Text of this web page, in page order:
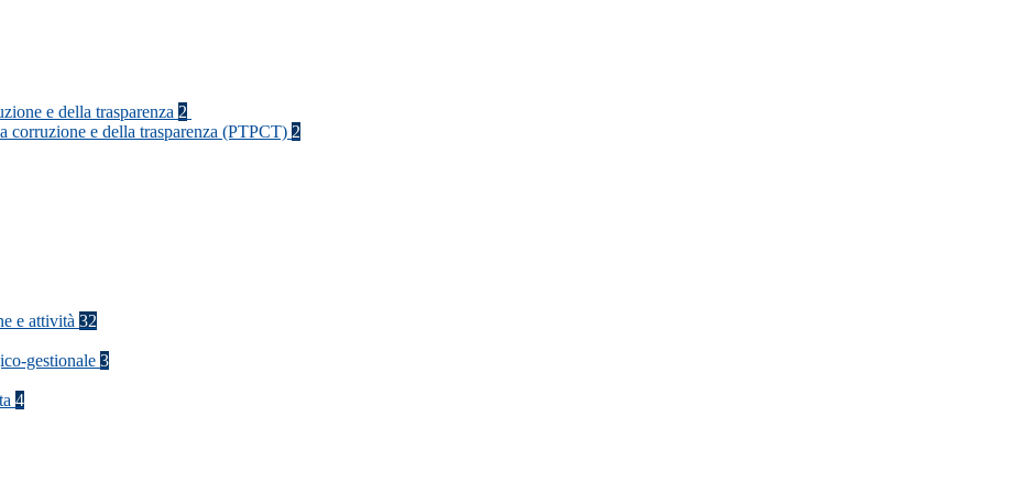
e della trasparenza 2
corruzione e della trasparenza (PTPCT) 2
e attività 32
gestionale 3
4